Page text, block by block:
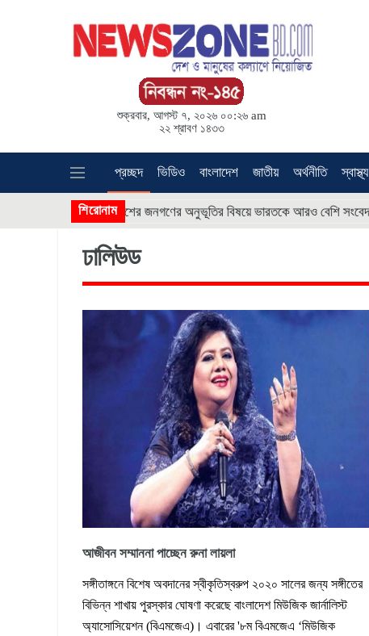
শুক্রবার, আগস্ট ৭, ২০২৬ ০০:২৬ am
২২ শ্রাবণ ১৪৩৩
প্রচ্ছদ ভিডিও বাংলাদেশ জাতীয় অর্থনীতি স্বাস্থ্য
শিরোনাম
‘বাংলাদেশের জনগণের অনুভূতির বিষয়ে ভারতকে আরও বেশি সংবেদনশীল হতে হবে’
ঢালিউড
আজীবন সম্মাননা পাচ্ছেন রুনা লায়লা
সঙ্গীতাঙ্গনে বিশেষ অবদানের স্বীকৃতিস্বরুপ ২০২০ সালের জন্য সঙ্গীতের
বিভিন্ন শাখায় পুরস্কার ঘোষণা করেছে বাংলাদেশ মিউজিক জার্নালিস্ট
অ্যাসোসিয়েশন (বিএমজেএ)। এবারের '৮ম বিএমজেএ ‘মিউজিক